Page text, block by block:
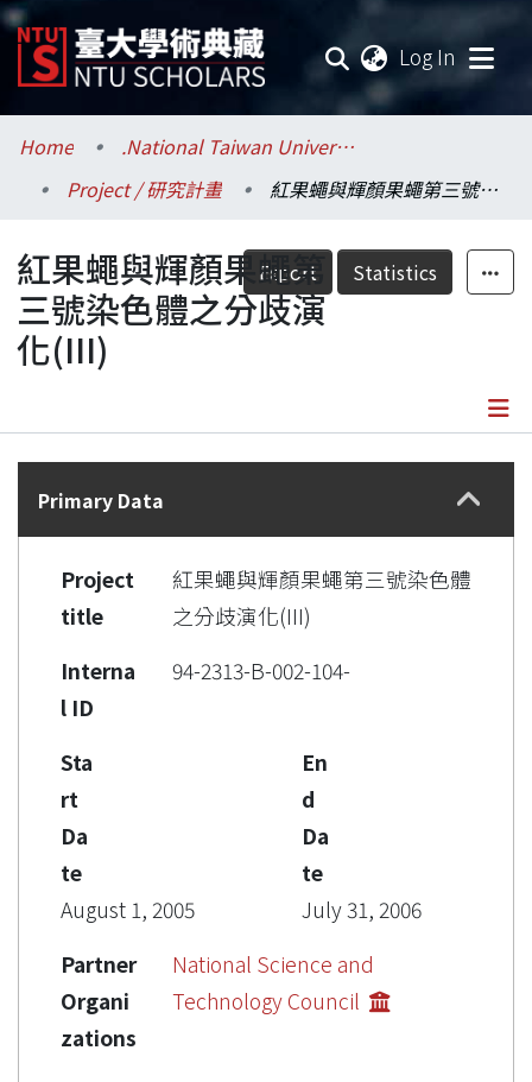
Log In
Communities & Collections
Research Outputs
Fundings & Projects
Researchers
Statistics
Home
.National Taiwan University / 國立臺灣大學
Project / 研究計畫
紅果蠅與輝顏果蠅第三號染色體之分歧演化(III)
Export Statistics
紅果蠅與輝顏果蠅第
三號染色體之分歧演
化(III)
Details
Primary Data
Project
title
紅果蠅與輝顏果蠅第三號染色體
之分歧演化(III)
Interna
l ID
94-2313-B-002-104-
Sta
rt
Da
te
August 1, 2005
En
d
Da
te
July 31, 2006
Partner
Organi
zations
National Science and
Technology Council